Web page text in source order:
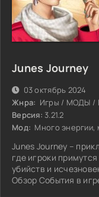
Junes Journey
03 октябрь 2024
Жнра: Игры / МОДЫ /
Версия: 3.21.2
Мод: Много энергии,
Junes Journey –
где игроки
убийств и
Обзор События в